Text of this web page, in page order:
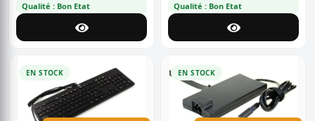
Qualité : Bon Etat Qualité : Bon Etat
EN STOCK EN STOCK